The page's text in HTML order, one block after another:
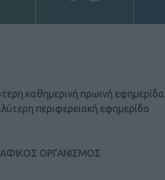
καθημερινή πρωινή εφημερίδα
περιφερειακή εφημερίδα
ΟΡΓΑΝΙΣΜΟΣ